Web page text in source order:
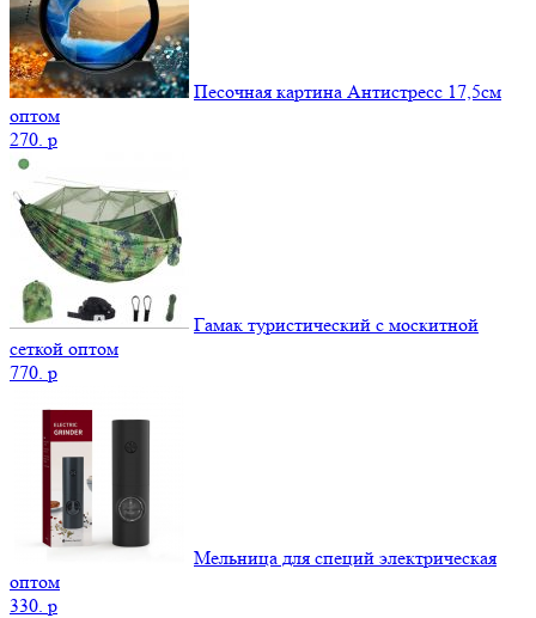
Песочная картина Антистресс 17,5см
оптом
270. p
Гамак туристический с москитной
сеткой оптом
770. p
Мельница для специй электрическая
оптом
330. p